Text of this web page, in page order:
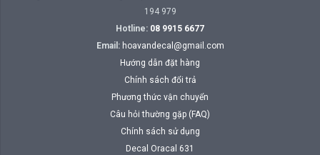
194 979
Hotline: 08 9915 6677
Email: hoavandecal@gmail.com
Hướng dẫn đặt hàng
Chính sách đổi trả
Phương thức vận chuyển
Câu hỏi thường gặp (FAQ)
Chính sách sử dụng
Decal Oracal 631